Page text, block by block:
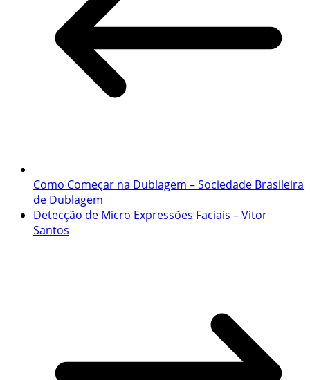
Como Começar na Dublagem – Sociedade Brasileira
de Dublagem
Detecção de Micro Expressões Faciais – Vitor
Santos